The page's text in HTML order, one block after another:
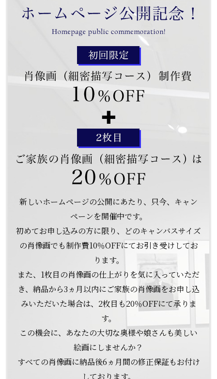
新しいホームページの公開にあたり、只今、キャン
ペーンを開催中です。
初めてお申し込みの方に限り、どのキャンバスサイズ
の肖像画でも制作費10％OFFにてお引き受けしてお
ります。
また、1枚目の肖像画の仕上がりを気に入っていただ
き、納品から3ヵ月以内にご家族の肖像画をお申し込
みいただいた場合は、2枚目も20％OFFにて承りま
す。
この機会に、あなたの大切な奥様や娘さんも美しい
絵画にしませんか？
すべての肖像画に納品後6ヵ月間の修正保証もお付け
しております。